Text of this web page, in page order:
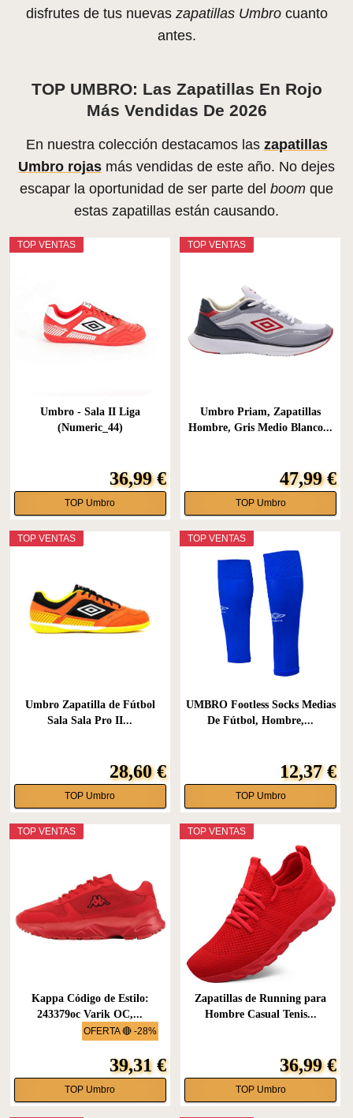
disfrutes de tus nuevas zapatillas Umbrocuanto
antes.
TOP UMBRO: Las Zapatillas En Rojo
Más Vendidas De 2026
En nuestra colección destacamos las zapatillas
Umbro rojas más vendidas de este año. No dejes
escapar la oportunidad de ser parte del boom que
estas zapatillas están causando.
TOP VENTAS
Umbro - Sala II Liga
(Numeric_44)
36,99 €
TOP Umbro
TOP VENTAS
Umbro Priam, Zapatillas
Hombre, Gris Medio Blanco...
47,99 €
TOP Umbro
TOP VENTAS
Umbro Zapatilla de Fútbol
Sala Sala Pro II...
28,60 €
TOP Umbro
TOP VENTAS
UMBRO Footless Socks Medias
De Fútbol, Hombre,...
12,37 €
TOP Umbro
OFERTA 🔴 -28%
TOP VENTAS
Kappa Código de Estilo:
243379oc Varik OC,...
39,31 €
TOP Umbro
TOP VENTAS
Zapatillas de Running para
Hombre Casual Tenis...
36,99 €
TOP Umbro